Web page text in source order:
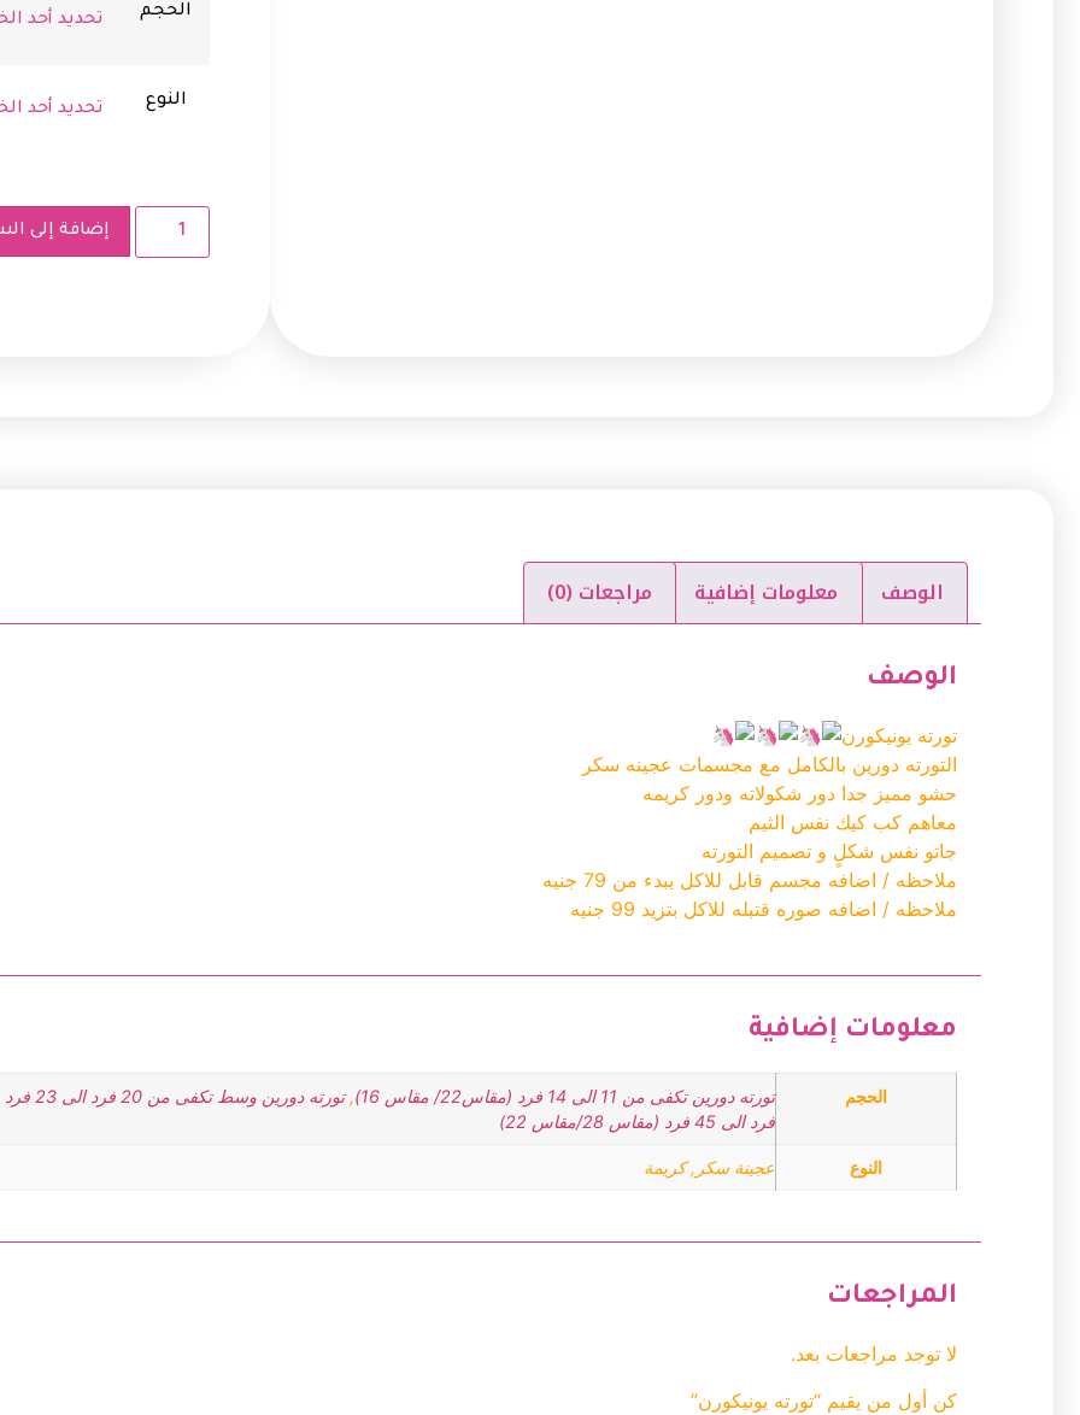
الحجم
النوع
إضافة إلى
الوصف معلومات إضافية مراجعات (0)
الوصف
تورته يونيكورن
التورته دورين بالكامل مع مجسمات عجينه سكر
حشو مميز جدا دور شكولاته ودور كريمه
معاهم كب كيك نفس الثيم
جاتو نفس شكلٍ و تصميم التورته
ملاحظه / اضافه مجسم قابل للاكل يبدء من 79 جنيه
ملاحظه / اضافه صوره قتبله للاكل بتزيد 99 جنيه
معلومات إضافية
الحجم تورته دورين تكفى من 11 الى 14 فرد (مقاس22/ مقاس 16) ,تورته دورين وسط تكفى من 20 فرد الى 23 فرد (مقاس 26/مقاس 20)
فرد الى 45 فرد (مقاس 28/مقاس 22)
النوع عجينة سكر, كريمة
المراجعات
لا توجد مراجعات بعد.
كن أول من يقيم “تورته يونيكورن”